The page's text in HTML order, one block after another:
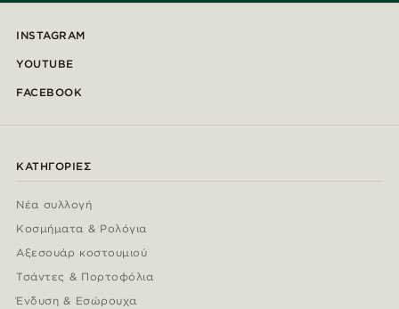
INSTAGRAM
YOUTUBE
FACEBOOK
ΚΑΤΗΓΟΡΊΕΣ
Νέα συλλογή
Κοσμήματα & Ρολόγια
Αξεσουάρ κοστουμιού
Τσάντες & Πορτοφόλια
Ένδυση & Εσώρουχα